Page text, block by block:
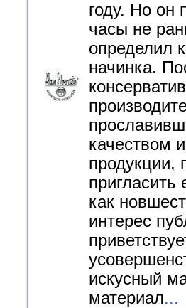
году. Но он
часы не
определил
начинка.
качеством
продукции,
пригласить
как
интерес
искусный
материал...